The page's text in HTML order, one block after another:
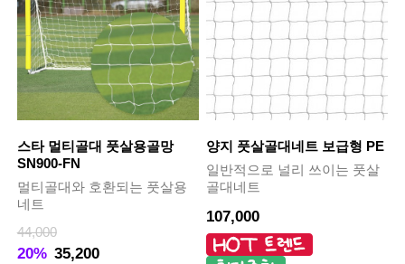
스타 멀티골대 풋살용골망
SN900-FN
멀티골대와 호환되는 풋살용
네트
44,000
20% 35,200
양지 풋살골대네트 보급형 PE
일반적으로 널리 쓰이는 풋살
골대네트
107,000